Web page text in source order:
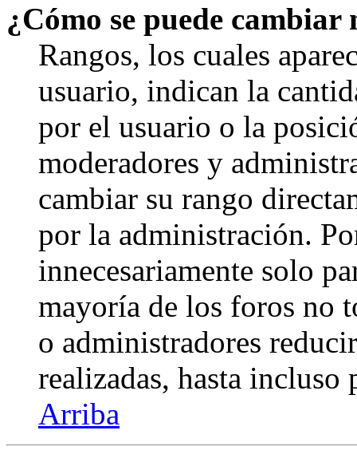
¿Cómo se puede cambiar
Rangos, los cuales
usuario, indican la
por el usuario o la
moderadores y
cambiar su rango
por la administración.
innecesariamente solo
mayoría de los foros no
o administradores
realizadas, hasta incluso
Arriba